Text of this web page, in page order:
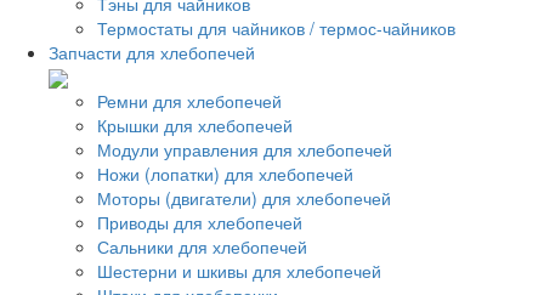
Термостаты для чайников / термос-чайников
Запчасти для хлебопечей
Ремни для хлебопечей
Крышки для хлебопечей
Модули управления для хлебопечей
Ножи (лопатки) для хлебопечей
Моторы (двигатели) для хлебопечей
Приводы для хлебопечей
Сальники для хлебопечей
Шестерни и шкивы для хлебопечей